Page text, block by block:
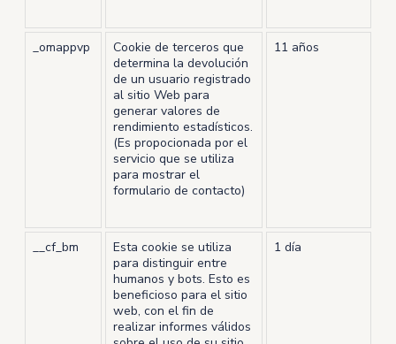
_omappvp
Cookie de terceros que
determina la devolución
de un usuario registrado
al sitio Web para
generar valores de
rendimiento estadísticos.
(Es propocionada por el
servicio que se utiliza
para mostrar el
formulario de contacto)
11 años
__cf_bm
Esta cookie se utiliza
para distinguir entre
humanos y bots. Esto es
beneficioso para el sitio
web, con el fin de
realizar informes válidos
1 día